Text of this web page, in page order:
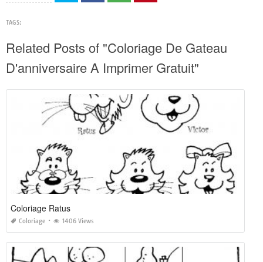
TAGS:
Related Posts of "Coloriage De Gateau
D'anniversaire A Imprimer Gratuit"
Coloriage Ratus
Coloriage 1406 Views